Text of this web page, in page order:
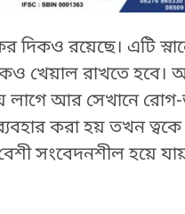
দিকও রয়েছে। এটি
খেয়াল রাখতে
আর সেখানে রোগ-
করা হয় তখন ত্বকে
সংবেদনশীল হয়ে